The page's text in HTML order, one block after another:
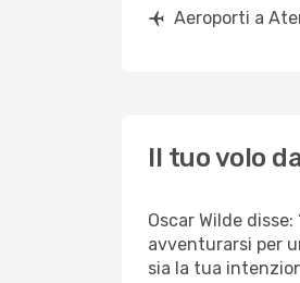
Aeroporti a
Il tuo volo
Oscar Wilde
avventurarsi per
sia la tua